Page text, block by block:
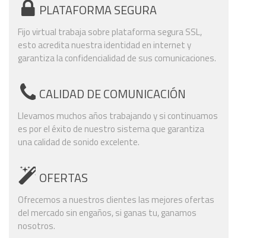
PLATAFORMA SEGURA
Fijo virtual trabaja sobre plataforma segura SSL,
esto acredita nuestra identidad en internet y
garantiza la confidencialidad de sus comunicaciones.
CALIDAD DE COMUNICACIÓN
Llevamos muchos años trabajando y si continuamos
es por el éxito de nuestro sistema que garantiza
una calidad de sonido excelente.
OFERTAS
Ofrecemos a nuestros clientes las mejores ofertas
del mercado sin engaños, si ganas tu, ganamos
nosotros.